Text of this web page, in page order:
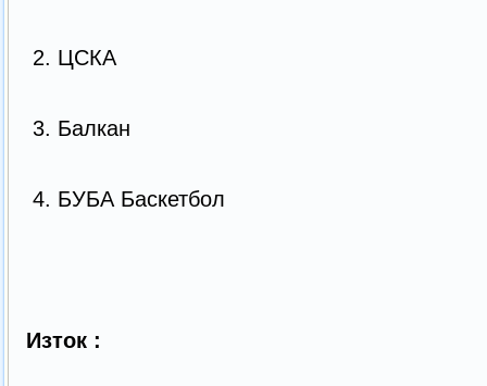
2. ЦСКА
3. Балкан
4. БУБА Баскетбол
Изток :